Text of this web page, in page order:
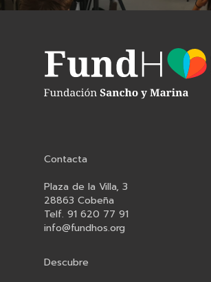
Contacta
Plaza de la Villa, 3
28863 Cobeña
Telf. 91 620 77 91
info@fundhos.org
Descubre